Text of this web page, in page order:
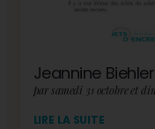
Jeannine Biehler
LIRE LA SUITE